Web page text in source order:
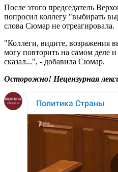
После этого председатель
попросил коллегу "выбирать
слова Сюмар не отреагировала.
"Коллеги, видите, возражения
могу повторить на самом деле
сказал...", - добавила Сюмар.
Осторожно! Нецензурная